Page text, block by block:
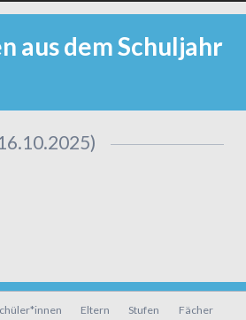
aus dem Schuljahr
Eltern Stufen Fächer